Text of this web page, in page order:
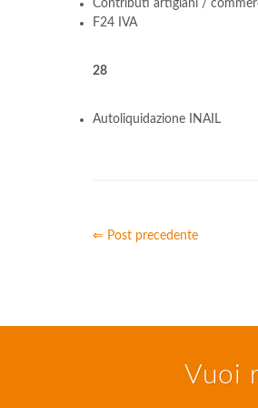
Contributi artigiani /
F24 IVA
28
Autoliquidazione INAIL
⇐ Post precedente
Vuoi